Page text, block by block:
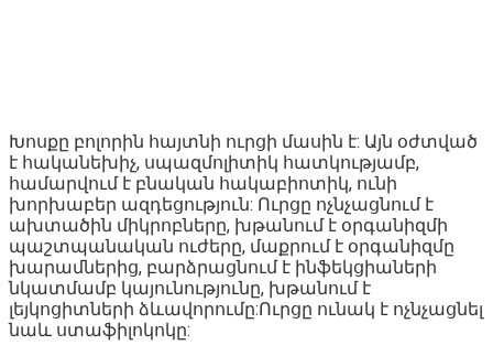
Խոսքը բոլորին հայտնի ուրցի մասին է: Այն օժտված
է հականեխիչ, սպազմոլիտիկ հատկությամբ,
համարվում է բնական հակաբիոտիկ, ունի
խորխաբեր ազդեցություն: Ուրցը ոչնչացնում է
ախտածին միկրոբները, խթանում է օրգանիզմի
պաշտպանական ուժերը, մաքրում է օրգանիզմը
խարամներից, բարձրացնում է ինֆեկցիաների
նկատմամբ կայունությունը, խթանում է
լեյկոցիտների ձևավորումը:Ուրցը ունակ է ոչնչացնել
նաև ստաֆիլոկոկը: